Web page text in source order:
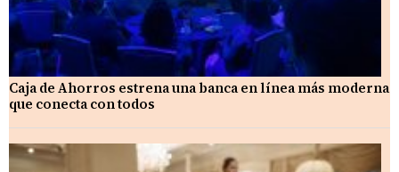
Caja de Ahorros estrena una banca en línea más moderna
que conecta con todos